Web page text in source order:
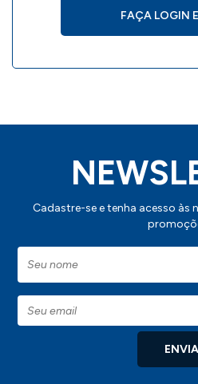
FAÇA LOGIN
Cadastre-se e tenha acesso às